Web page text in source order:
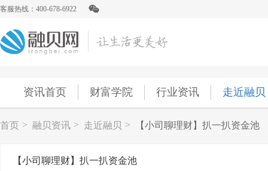
客服热线：400-678-6922
资讯首页 财富学院 行业资讯 走近融贝
首页 > 融贝资讯 > 走近融贝 > 【小司聊理财】扒一扒资金池
【小司聊理财】扒一扒资金池